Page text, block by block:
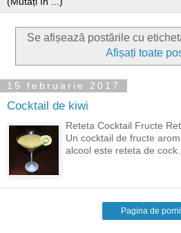
Se afișează postările cu
Afișați toate
15 februarie 2017
Cocktail de kiwi
Reteta Cocktail Fructe
Un cocktail de fructe
alcool este reteta de cock...
Pagina de